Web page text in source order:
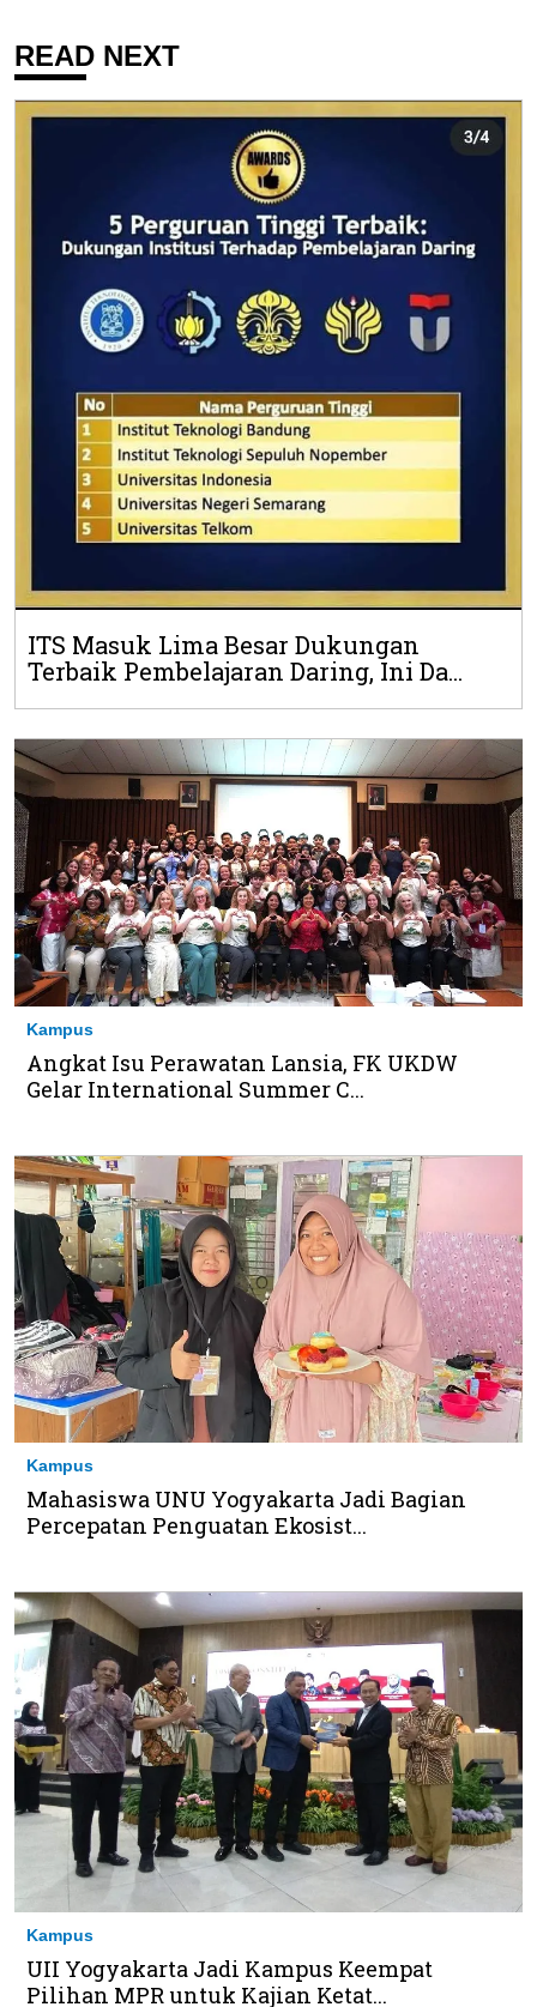
READ NEXT
ITS Masuk Lima Besar Dukungan
Terbaik Pembelajaran Daring, Ini Da...
Kampus
Angkat Isu Perawatan Lansia, FK UKDW
Gelar International Summer C...
Kampus
Mahasiswa UNU Yogyakarta Jadi Bagian
Percepatan Penguatan Ekosist...
Kampus
UII Yogyakarta Jadi Kampus Keempat
Pilihan MPR untuk Kajian Ketat...